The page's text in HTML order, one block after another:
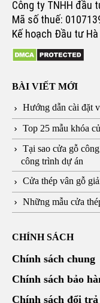
Công ty TNHH đầu
Mã số thuế:
Kế hoạch Đầu tư Hà
BÀI VIẾT MỚI
Hướng dẫn cài đặt
Top 25 mẫu khóa
Tại sao cửa gỗ
công trình dự án
Cửa thép vân gỗ
Những mẫu cửa
CHÍNH SÁCH
Chính sách chung
Chính sách bảo
Chính sách đổi trả